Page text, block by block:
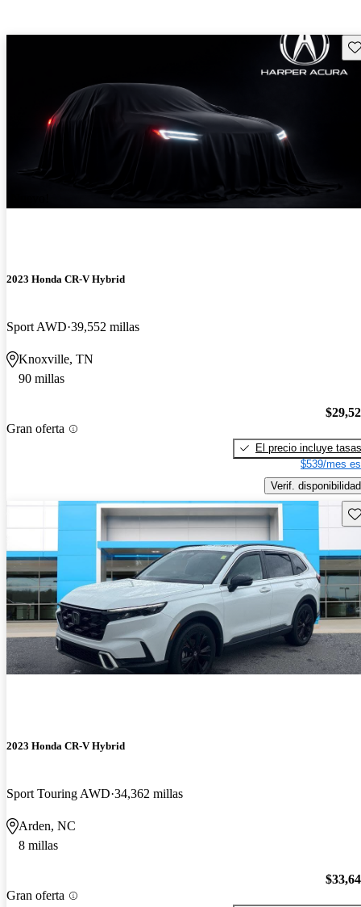
2023 Honda CR-V Hybrid
Sport AWD 39,552 millas
Knoxville, TN
90 millas
Gran oferta
El precio incluye tasas
$539/mes
Verif. disponibilidad
2023 Honda CR-V Hybrid
Sport Touring AWD 34,362 millas
Arden, NC
8 millas
Gran oferta